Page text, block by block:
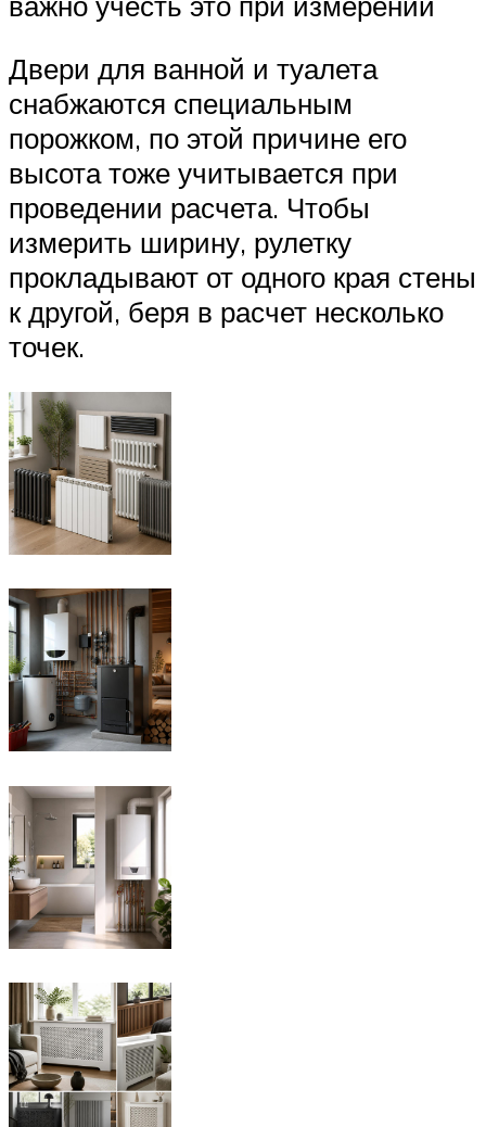
Двери для ванной и туалета
снабжаются специальным
порожком, по этой причине его
высота тоже учитывается при
проведении расчета. Чтобы
измерить ширину, рулетку
прокладывают от одного края стены
к другой, беря в расчет несколько
точек.